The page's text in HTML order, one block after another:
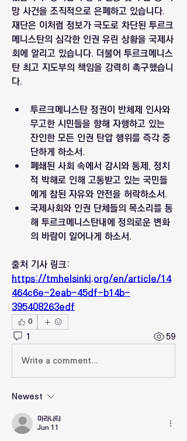
망 사건을 조직적으로 은폐하고 있습니다.
재단은 이처럼 정보가 극도로 차단된 투르크
메니스탄의 심각한 인권 유린 상황을 국제사
회에 알리고 있습니다. 더불어 투르크메니스
탄 최고 지도부의 책임을 강력히 촉구했습니
다.
투르크메니스탄 정권이 반체제 인사와
무고한 시민들을 향해 자행하고 있는
잔인한 모든 인권 탄압 행위를 즉각 중
단하게 하소서.
폐쇄된 사회 속에서 감시와 통제, 정치
적 박해로 인해 고통받고 있는 국민들
에게 참된 자유와 안전을 허락하소서.
국제사회와 인권 단체들의 목소리를 통
해 투르크메니스탄내에 정의로운 변화
의 바람이 일어나게 하소서.
https://tmhelsinki.org/en/article/14
464c6e-2eab-45df-b14b-
395408263edf
0
1
59
Write a comment...
Newest
마라나타
Jun 11